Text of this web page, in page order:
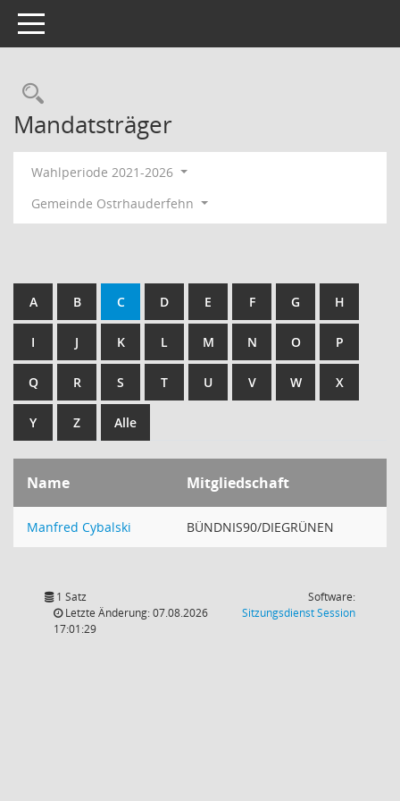
Toggle navigation
Rechercheauswahl
Mandatsträger
Wahlperiode 2021-2026
Gemeinde Ostrhauderfehn
A B C D E F G H
I J K L M N O P
Q R S T U V W X
Y Z Alle
Name Mitgliedschaft
Manfred Cybalski BÜNDNIS90/DIEGRÜNEN
1 Satz
Letzte Änderung: 07.08.2026
17:01:29
Software:
SitzungsdienstSession(Wird in